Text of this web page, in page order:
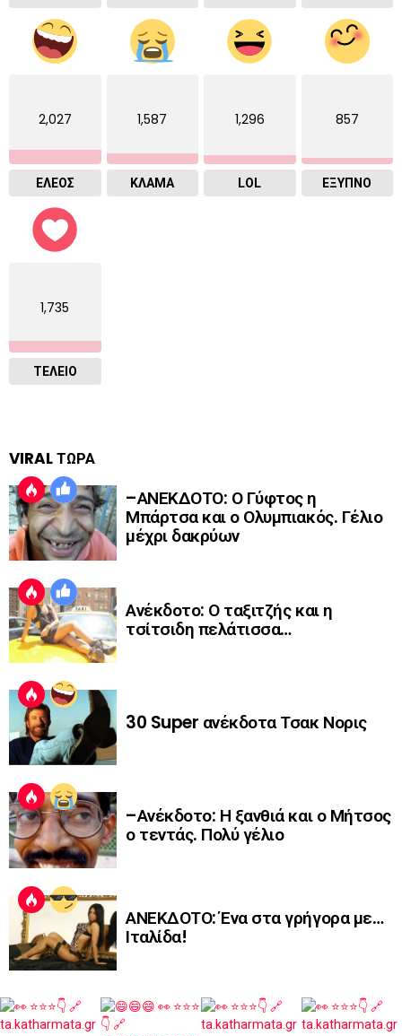
2,027
ΕΛΕΟΣ
1,587
ΚΛΑΜΑ
1,296
LOL
857
ΈΞΥΠΝΟ
1,735
ΤΕΛΕΙΟ
VIRAL ΤΩΡΑ
–ΑΝΕΚΔΟΤΟ: Ο Γύφτος η
Μπάρτσα και ο Ολυμπιακός. Γέλιο
μέχρι δακρύων
Ανέκδοτο: Ο ταξιτζής και η
τσίτσιδη πελάτισσα…
30 Super ανέκδοτα Τσακ Νορις
–Ανέκδοτο: Η ξανθιά και ο Μήτσος
ο τεντάς. Πολύ γέλιο
ΑΝΕΚΔΟΤΟ: Ένα στα γρήγορα με…
Ιταλίδα!